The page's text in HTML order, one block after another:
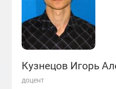
Кузнецов Игорь
доцент